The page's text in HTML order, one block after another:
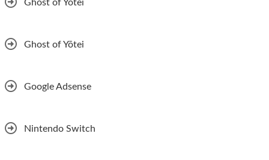
Ghost of Yōtei
Ghost of Yōtei
Google Adsense
Nintendo Switch